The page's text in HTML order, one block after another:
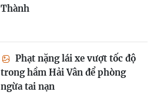
Thành
Phạt nặng lái xe vượt tốc độ
trong hầm Hải Vân để phòng
ngừa tai nạn